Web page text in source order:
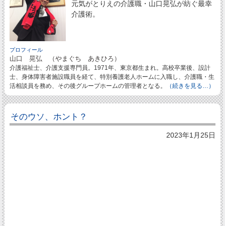
元気がとりえの介護職・山口晃弘が紡ぐ最幸
介護術。
プロフィール
山口 晃弘 （やまぐち あきひろ）
介護福祉士、介護支援専門員。1971年、東京都生まれ。高校卒業後、設計
士、身体障害者施設職員を経て、特別養護老人ホームに入職し、介護職・生
活相談員を務め、その後グループホームの管理者となる。
（続きを見る…）
そのウソ、ホント？
2023年1月25日